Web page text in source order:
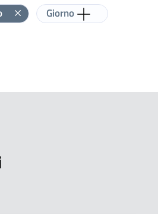
Visualizza scaduti
Giorno Aggiungi label